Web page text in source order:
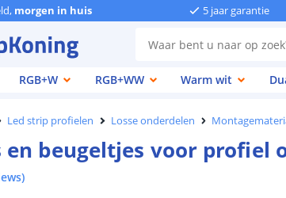
morgen in huis 5 jaar garantie
RGB+W RGB+WW Warm wit
Led strip profielen Losse onderdelen
en beugeltjes voor profiel
)